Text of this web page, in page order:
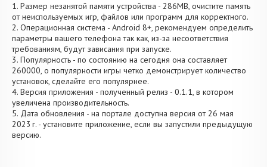
1. Размер незанятой памяти устройства - 286MB, очистите память
от неиспользуемых игр, файлов или программ для корректного.
2. Операционная система - Android 8+, рекомендуем определить
параметры вашего телефона так как, из-за несоответствия
требованиям, будут зависания при запуске.
3. Популярность - по состоянию на сегодня она составляет
260000, о популярности игры четко демонстрирует количество
установок, сделайте его популярнее.
4. Версия приложения - полученный релиз - 0.1.1, в котором
увеличена производительность.
5. Дата обновления - на портале доступна версия от 26 мая
2023 г. - установите приложение, если вы запустили предыдущую
версию.